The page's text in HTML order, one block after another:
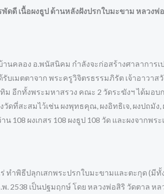
ดดี เนื้อผงธูป ด้านหลังฝังปรกใบมะขาม หลวง
านคลอง อ.พนัสนิคม กำลังจะก่อสร้างศาลากา
รับเมตตาจาก พระครูวิจิตรธรรมภิรัต เจ้าอาวา
อีกทั้งพระมหาสรวง คณะ 2 วัดระฆังฯ ได้มอบ
ดที่สะสมไว้เช่น ผงพุทธคุณ, ผงอิทธิเจ, ผงปถมั
าน 108 ผงเกสร 108 ผงธูป 108 วัด และผงจาก
ทำพิธีปลุกเสกพระปรกใบมะขามและตะกุด (มี
. 2538 เป็นปฐมฤกษ์ โดย หลวงพ่อสิริ วัดตาล ห